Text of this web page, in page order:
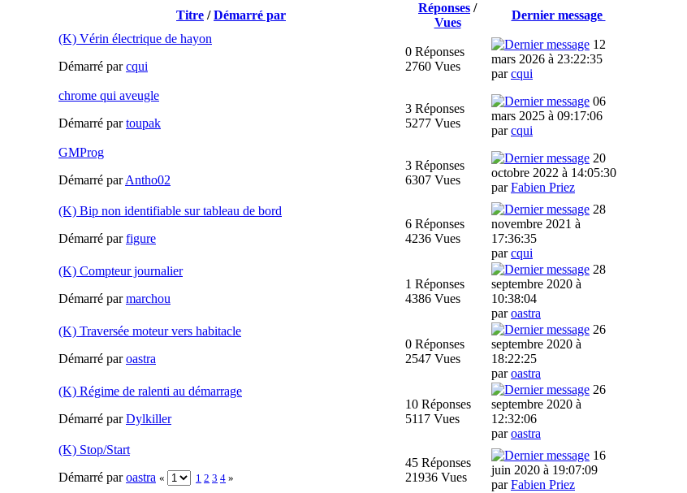
Titre /Démarré par
Réponses /
Vues
Dernier message
(K) Vérin électrique de hayon
Démarré parcqui
0 Réponses
2760 Vues
12
mars 2026 à 23:22:35
parcqui
chrome qui aveugle
Démarré partoupak
3 Réponses
5277 Vues
06
mars 2025 à 09:17:06
parcqui
GMProg
Démarré parAntho02
3 Réponses
6307 Vues
20
octobre 2022 à 14:05:30
parFabien Priez
(K) Bip non identifiable sur tableau de bord
Démarré parfigure
6 Réponses
4236 Vues
28
novembre 2021 à
17:36:35
parcqui
(K) Compteur journalier
Démarré parmarchou
1 Réponses
4386 Vues
28
septembre 2020 à
10:38:04
paroastra
(K) Traversée moteur vers habitacle
Démarré paroastra
0 Réponses
2547 Vues
26
septembre 2020 à
18:22:25
paroastra
(K) Régime de ralenti au démarrage
Démarré parDylkiller
10 Réponses
5117 Vues
26
septembre 2020 à
12:32:06
paroastra
(K) Stop/Start
Démarré paroastra « 1 2 3 4 »
45 Réponses
21936 Vues
16
juin 2020 à 19:07:09
parFabien Priez